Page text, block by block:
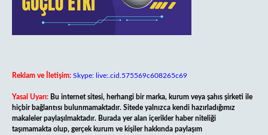
Reklam ve İletişim: Skype: live:.cid.575569c608265c69
Yasal Uyarı: Bu internet sitesi, herhangi bir marka, kurum veya şahıs şirketi ile
hiçbir bağlantısı bulunmamaktadır. Sitede yalnızca kendi hazırladığımız
makaleler paylaşılmaktadır. Burada yer alan içerikler haber niteliği
taşımamakta olup, gerçek kurum ve kişiler hakkında paylaşım